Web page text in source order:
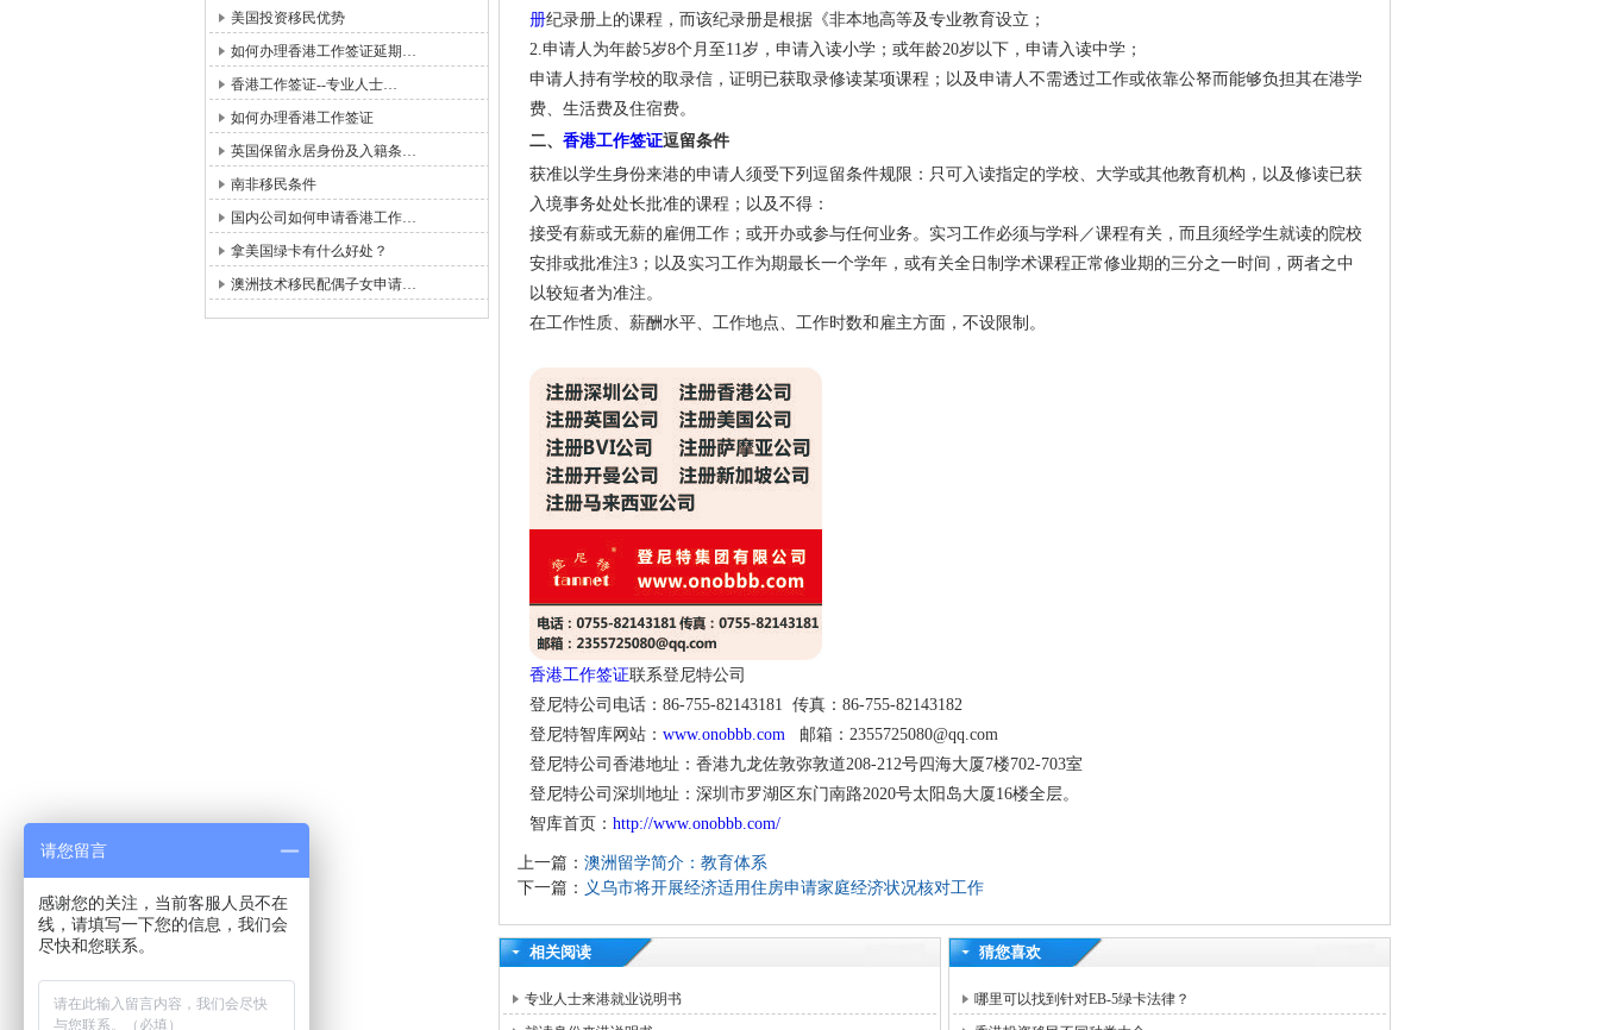
美国投资移民优势
如何办理香港工作签证延期…
香港工作签证--专业人士…
如何办理香港工作签证
英国保留永居身份及入籍条…
南非移民条件
国内公司如何申请香港工作…
拿美国绿卡有什么好处？
澳洲技术移民配偶子女申请…
册纪录册上的课程，而该纪录册是根据《非本地高等及专业教育设立；
2.申请人为年龄5岁8个月至11岁，申请入读小学；或年龄20岁以下，申请入读中学；
申请人持有学校的取录信，证明已获取录修读某项课程；以及申请人不需透过工作或依靠公帑而能够负担其在港学
费、生活费及住宿费。
二、 香港工作签证逗留条件
获准以学生身份来港的申请人须受下列逗留条件规限：只可入读指定的学校、大学或其他教育机构，以及修读已获
入境事务处处长批准的课程；以及不得：
接受有薪或无薪的雇佣工作；或开办或参与任何业务。实习工作必须与学科／课程有关，而且须经学生就读的院校
安排或批准注3；以及实习工作为期最长一个学年，或有关全日制学术课程正常修业期的三分之一时间，两者之中
以较短者为准注。
在工作性质、薪酬水平、工作地点、工作时数和雇主方面，不设限制。
香港工作签证联系登尼特公司
登尼特公司电话：86-755-82143181 传真：86-755-82143182
登尼特智库网站： www.onobbb.com 邮箱：2355725080@qq.com
登尼特公司香港地址：香港九龙佐敦弥敦道208-212号四海大厦7楼702-703室
登尼特公司深圳地址：深圳市罗湖区东门南路2020号太阳岛大厦16楼全层。
智库首页： http://www.onobbb.com/
上一篇： 澳洲留学简介：教育体系
下一篇： 义乌市将开展经济适用住房申请家庭经济状况核对工作
相关阅读
专业人士来港就业说明书
猜您喜欢
哪里可以找到针对EB-5绿卡法律？
请您留言
感谢您的关注，当前客服人员不在
线，请填写一下您的信息，我们会
尽快和您联系。